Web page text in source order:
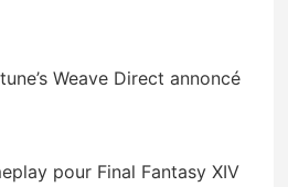
Weave Direct annoncé
pour Final Fantasy XIV